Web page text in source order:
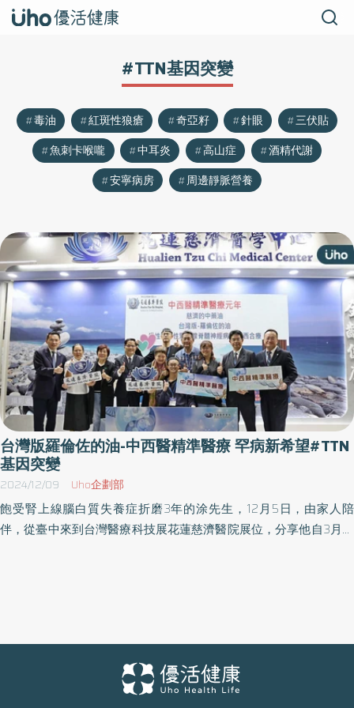
#TTN基因突變
毒油 紅斑性狼瘡 奇亞籽 針眼
三伏貼
魚刺卡喉嚨
中耳炎 高山症
酒精代謝
安寧病房
周邊靜脈營養
台灣版羅倫佐的油-中西醫精準醫療 罕病新希望#TTN
基因突變
2024/12/09 Uho企劃部
飽受腎上線腦白質失養症折磨3年的涂先生，12月5日，由家人陪
伴，從臺中來到台灣醫療科技展花蓮慈濟醫院展位，分享他自3月起
疾病及癌症的治療，也應用在幫助TTN基因突變、腎上線腦白質失養
症、遺傳型普利昂疾病等罕病病友身上。12月5日下午，在台灣醫療